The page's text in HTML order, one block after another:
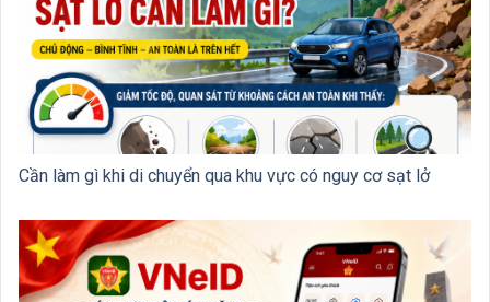
Cần làm gì khi di chuyển qua khu vực có nguy cơ sạt lở